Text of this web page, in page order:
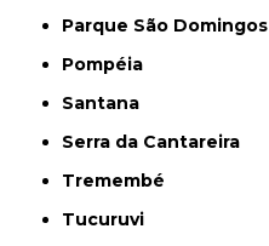
Parque São Domingos
Pompéia
Santana
Serra da Cantareira
Tremembé
Tucuruvi